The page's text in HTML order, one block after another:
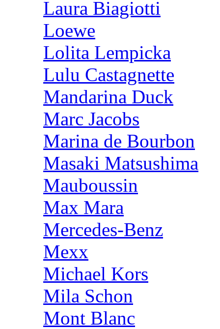
Laura Biagiotti
Loewe
Lolita Lempicka
Lulu Castagnette
Mandarina Duck
Marc Jacobs
Marina de Bourbon
Masaki Matsushima
Mauboussin
Max Mara
Mercedes-Benz
Mexx
Michael Kors
Mila Schon
Mont Blanc